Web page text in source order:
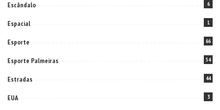
Escândalo 6
Espacial 1
Esporte 66
Esporte Palmeiras 54
Estradas 44
EUA 3